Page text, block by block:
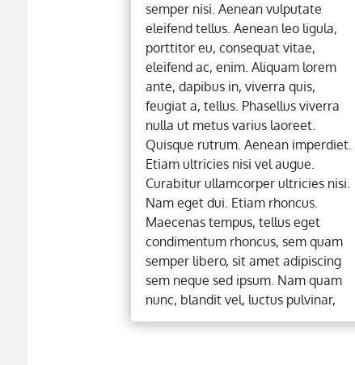
semper nisi. Aenean vulputate
eleifend tellus. Aenean leo ligula,
porttitor eu, consequat vitae,
eleifend ac, enim. Aliquam lorem
ante, dapibus in, viverra quis,
feugiat a, tellus. Phasellus viverra
nulla ut metus varius laoreet.
Quisque rutrum. Aenean imperdiet.
Etiam ultricies nisi vel augue.
Curabitur ullamcorper ultricies nisi.
Nam eget dui. Etiam rhoncus.
Maecenas tempus, tellus eget
condimentum rhoncus, sem quam
semper libero, sit amet adipiscing
sem neque sed ipsum. Nam quam
nunc, blandit vel, luctus pulvinar,